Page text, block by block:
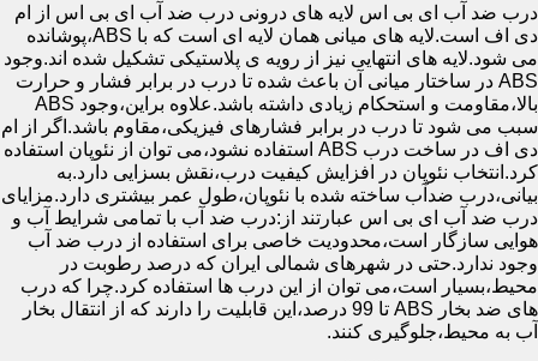
درب ضد آب ای بی اس لایه های درونی درب ضد آب ای بی اس از ام
دی اف است.لایه های میانی همان لایه ای است که با ABS،پوشانده
می شود.لایه های انتهایی نیز از رویه ی پلاستیکی تشکیل شده اند.وجود
ABS در ساختار میانی آن باعث شده تا درب در برابر فشار و حرارت
بالا،مقاومت و استحکام زیادی داشته باشد.علاوه براین،وجود ABS
سبب می شود تا درب در برابر فشارهای فیزیکی،مقاوم باشد.اگر از ام
دی اف در ساخت درب ABS استفاده نشود،می توان از نئوپان استفاده
کرد.انتخاب نئوپان در افزایش کیفیت درب،نقش بسزایی دارد.به
بیانی،درب ضدآب ساخته شده با نئوپان،طول عمر بیشتری دارد.مزایای
درب ضد آب ای بی اس عبارتند از:درب ضد آب با تمامی شرایط آب و
هوایی سازگار است،محدودیت خاصی برای استفاده از درب ضد آب
وجود ندارد.حتی در شهرهای شمالی ایران که درصد رطوبت در
محیط،بسیار است،می توان از این درب ها استفاده کرد.چرا که درب
های ضد بخار ABS تا 99 درصد،این قابلیت را دارند که از انتقال بخار
آب به محیط،جلوگیری کنند.